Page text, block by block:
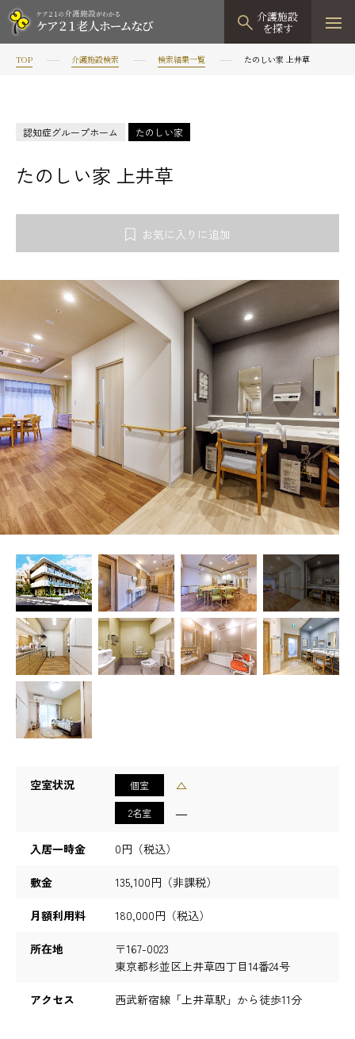
介護施設
を探す
TOPページ
資料請求
見学予約
有料老人ホーム
有料老人ホームTOP
プレザンリュクス
プレザングラン
プレザンメゾン
有料老人ホームとは
グループホーム
認知症対応型グループホームTOP
たのしい家
認知症対応型グループホームとは
認知症のおはなし
小規模多機能型居宅介護
小規模多機能型居宅介護TOP
たのしい家
小規模多機能型居宅介護とは
tel0120-944-821
9:00～18:00（年末年始を除く）
お問い合わせフォーム
お気に入り 資料請求 見学予約
ご入居までの流れ
介護保険の仕組み
FAQ
運営会社
プライバシーポリシー
採用情報
TOP 介護施設検索 検索結果一覧 たのしい家 上井草
認知症グループホーム たのしい家
たのしい家 上井草
お気に入りに追加
空室状況 個室 △
2名室 ―
入居一時金 0円（税込）
敷金 135,100円（非課税）
月額利用料 180,000円（税込）
所在地
〒167-0023
東京都杉並区上井草四丁目14番24号
アクセス 西武新宿線「上井草駅」から徒歩11分